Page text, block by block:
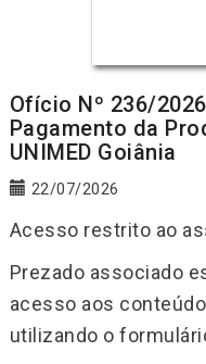
Ofício Nº 236/
Pagamento da
UNIMED Goiânia
22/07/2026
Acesso restrito ao
Prezado associado
acesso aos
utilizando o